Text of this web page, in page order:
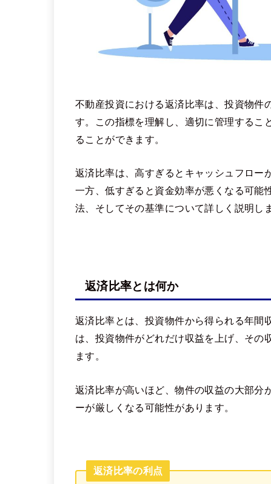
不動産投資における返済比率は、投資物件
す。この指標を理解し、適切に管理するこ
ることができます。
返済比率は、高すぎるとキャッシュフロー
一方、低すぎると資金効率が悪くなる可能
法、そしてその基準について詳しく説明し
返済比率とは何か
返済比率とは、投資物件から得られる年間
は、投資物件がどれだけ収益を上げ、その
ます。
返済比率が高いほど、物件の収益の大部分
ーが厳しくなる可能性があります。
返済比率の利点